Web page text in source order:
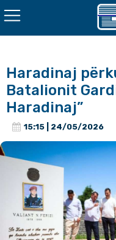
Haradinaj
Batalionit
Haradinaj”
15:15 | 24/05/2026